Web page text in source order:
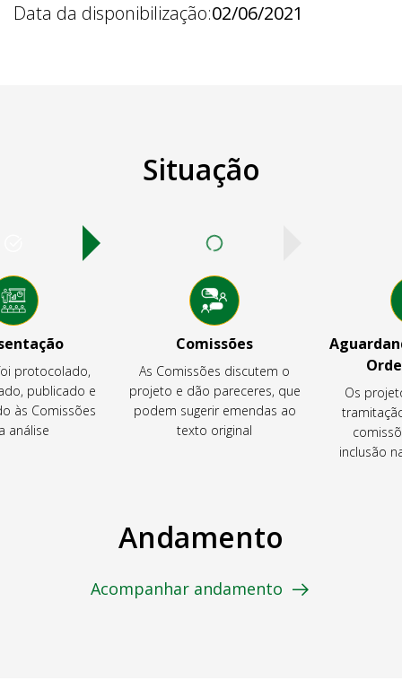
Data da disponibilização:02/06/2021
Situação
protocolado,
publicado e
às Comissões
análise
Comissões
As Comissões discutem o
projeto e dão pareceres, que
podem sugerir emendas ao
texto original
Os
inclusão
Andamento
Acompanhar andamento